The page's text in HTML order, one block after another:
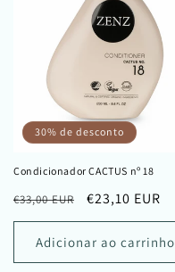
30% de desconto
Condicionador CACTUS nº 18
Preço
normal
€33,00 EUR
Preço
de
saldo
€23,10 EUR
Adicionar ao carrinho